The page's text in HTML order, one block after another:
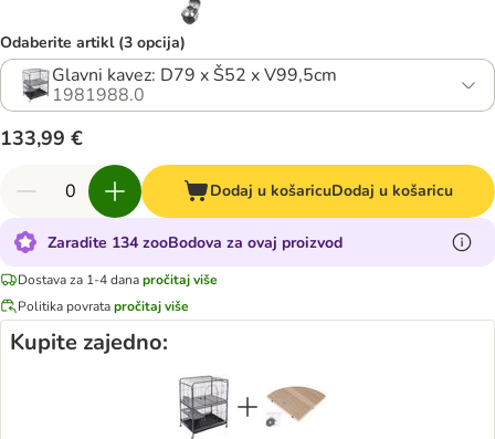
Odaberite artikl (3 opcija)
Glavni kavez: D79 x Š52 x V99,5cm
1981988.0
133,99 €
Dodaj u košaricuDodaj u košaricu
Zaradite 134 zooBodova za ovaj proizvod
Dostava za 1-4 danapročitaj više
Politika povratapročitaj više
Kupite zajedno: